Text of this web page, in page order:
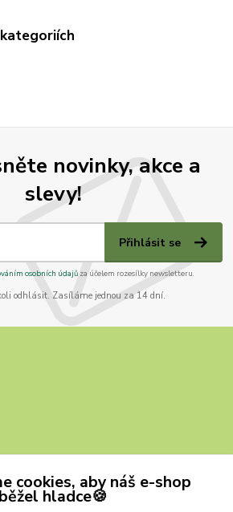
novinky, akce a
slevy!
Přihlásit se
osobních údajůza účelem rozesílky newsletteru.
odhlásit. Zasíláme jednou za 14 dní.
419 780
cookies, aby náš e-shop
běžel hladce🍪